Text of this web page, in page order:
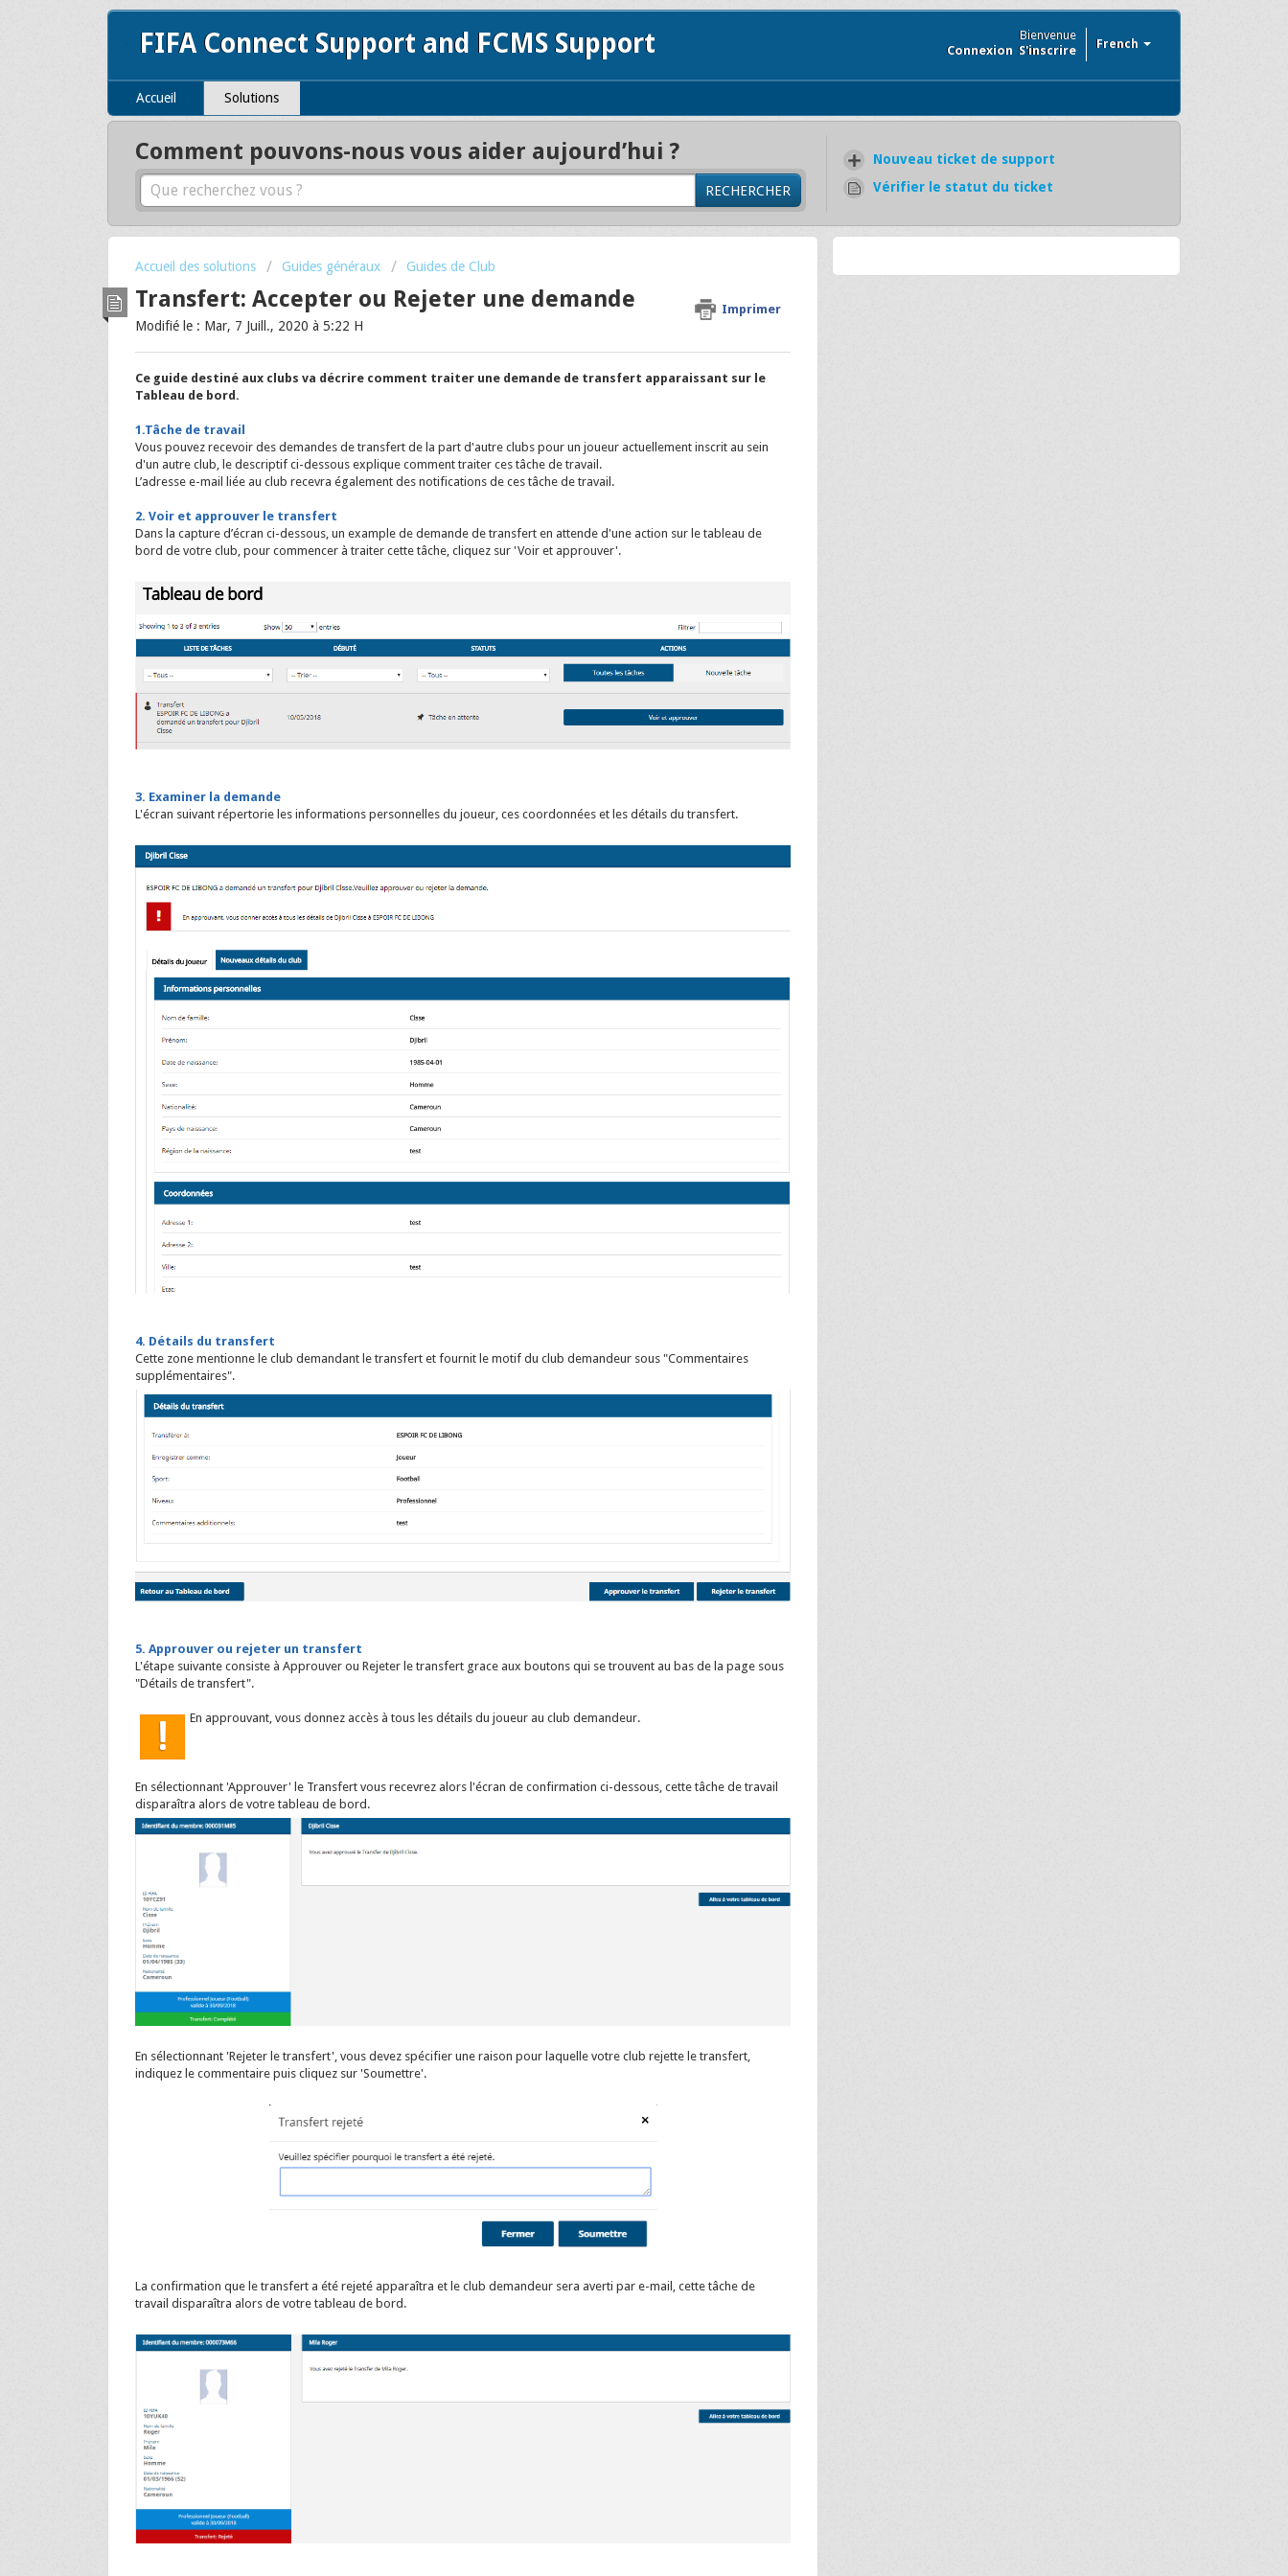
FIFA Connect Support and FCMS Support French
Bienvenue
Connexion S'inscrire
Accueil Solutions
Comment pouvons-nous vous aider aujourd’hui ?
RECHERCHER
Nouveau ticket de support
Vérifier le statut du ticket
Accueil des solutions Guides généraux Guides de Club
Transfert: Accepter ou Rejeter une demande Imprimer
Modifié le : Mar, 7 Juill., 2020 à 5:22 H
Ce guide destiné aux clubs va décrire comment traiter une demande de transfert apparaissant sur le
Tableau de bord.
1.Tâche de travail
Vous pouvez recevoir des demandes de transfert de la part d'autre clubs pour un joueur actuellement inscrit au sein
d'un autre club, le descriptif ci-dessous explique comment traiter ces tâche de travail.
L’adresse e-mail liée au club recevra également des notifications de ces tâche de travail.
2. Voir et approuver le transfert
Dans la capture d’écran ci-dessous, un example de demande de transfert en attende d'une action sur le tableau de
bord de votre club, pour commencer à traiter cette tâche, cliquez sur 'Voir et approuver'.
3. Examiner la demande
L'écran suivant répertorie les informations personnelles du joueur, ces coordonnées et les détails du transfert.
4. Détails du transfert
Cette zone mentionne le club demandant le transfert et fournit le motif du club demandeur sous "Commentaires
supplémentaires".
5. Approuver ou rejeter un transfert
L'étape suivante consiste à Approuver ou Rejeter le transfert grace aux boutons qui se trouvent au bas de la page sous
"Détails de transfert".
En approuvant, vous donnez accès à tous les détails du joueur au club demandeur.
En sélectionnant 'Approuver' le Transfert vous recevrez alors l'écran de confirmation ci-dessous, cette tâche de travail
disparaîtra alors de votre tableau de bord.
En sélectionnant 'Rejeter le transfert', vous devez spécifier une raison pour laquelle votre club rejette le transfert,
indiquez le commentaire puis cliquez sur 'Soumettre'.
La confirmation que le transfert a été rejeté apparaîtra et le club demandeur sera averti par e-mail, cette tâche de
travail disparaîtra alors de votre tableau de bord.